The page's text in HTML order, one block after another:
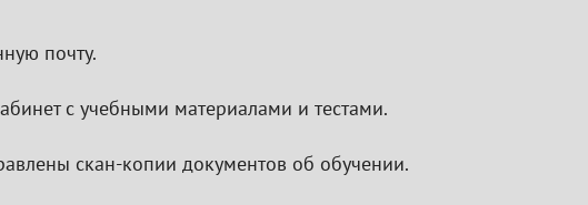
почту.
с учебными материалами и тестами.
скан-копии документов об обучении.